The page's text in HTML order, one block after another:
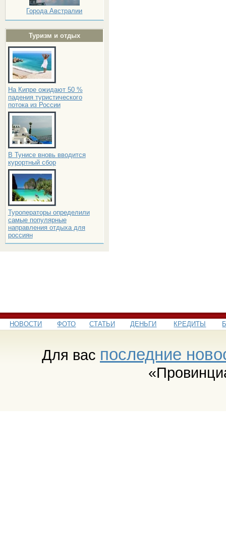
Города Австралии
Туризм и отдых
На Кипре ожидают 50 %
падения туристического
потока из России
В Тунисе вновь вводится
курортный сбор
Туроператоры определили
самые популярные
направления отдыха для
россиян
НОВОСТИ ФОТО СТАТЬИ ДЕНЬГИ КРЕДИТЫ
Для вас последние